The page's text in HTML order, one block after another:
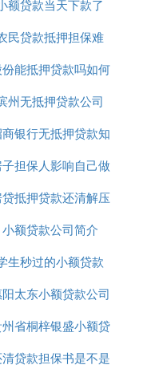
步骤：结算凭证、
其已还清所有贷
只要有身份证和
记得带上资料。一
。在确认没有问题
结算手续后，您需
件到房管部门办理
出让手续后，才能
贷款
额贷款当天下款了
民贷款抵押担保难
份能抵押贷款吗如何
办理
州无抵押贷款公司
银行无抵押贷款知
识介绍
子担保人影响自己做
贷款吗
贷抵押贷款还清解压
小额贷款公司简介
生秒过的小额贷款
太东小额贷款公司
电话
省桐梓银盛小额贷
款有限公司
贷款担保书是不是